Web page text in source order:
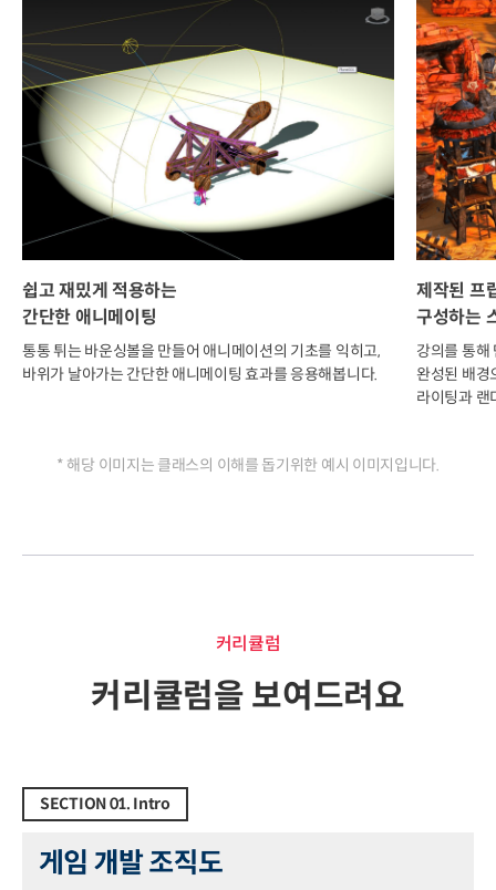
쉽고 재밌게 적용하는
간단한 애니메이팅
통통 튀는 바운싱볼을 만들어 애니메이션의 기초를 익히고,
바위가 날아가는 간단한 애니메이팅 효과를 응용해봅니다.
제작된 프
구성하는
강의를 통해
완성된 배경
라이팅과 랜
* 해당 이미지는 클래스의 이해를 돕기위한 예시 이미지입니다.
커리큘럼
커리큘럼을 보여드려요
SECTION 01. Intro